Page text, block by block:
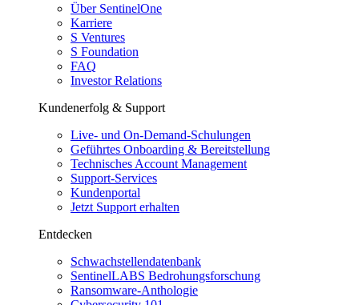
Über SentinelOne
Karriere
S Ventures
S Foundation
FAQ
Investor Relations
Kundenerfolg & Support
Live- und On-Demand-Schulungen
Geführtes Onboarding & Bereitstellung
Technisches Account Management
Support-Services
Kundenportal
Jetzt Support erhalten
Entdecken
Schwachstellendatenbank
SentinelLABS Bedrohungsforschung
Ransomware-Anthologie